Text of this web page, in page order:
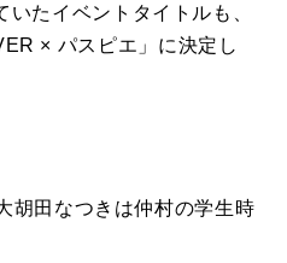
いたイベントタイトルも、
× パスピエ」に決定し
田なつきは仲村の学生時